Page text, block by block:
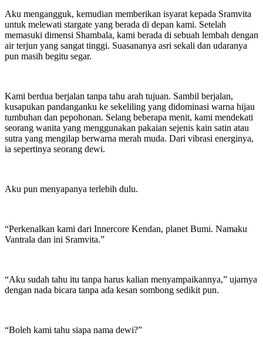
Aku mengangguk, kemudian memberikan isyarat kepada Sramvita
untuk melewati stargate yang berada di depan kami. Setelah
memasuki dimensi Shambala, kami berada di sebuah lembah dengan
air terjun yang sangat tinggi. Suasananya asri sekali dan udaranya
pun masih begitu segar.
Kami berdua berjalan tanpa tahu arah tujuan. Sambil berjalan,
kusapukan pandanganku ke sekeliling yang didominasi warna hijau
tumbuhan dan pepohonan. Selang beberapa menit, kami mendekati
seorang wanita yang menggunakan pakaian sejenis kain satin atau
sutra yang mengilap berwarna merah muda. Dari vibrasi energinya,
ia sepertinya seorang dewi.
Aku pun menyapanya terlebih dulu.
“Perkenalkan kami dari Innercore Kendan, planet Bumi. Namaku
Vantrala dan ini Sramvita.”
“Aku sudah tahu itu tanpa harus kalian menyampaikannya,” ujarnya
dengan nada bicara tanpa ada kesan sombong sedikit pun.
“Boleh kami tahu siapa nama dewi?”